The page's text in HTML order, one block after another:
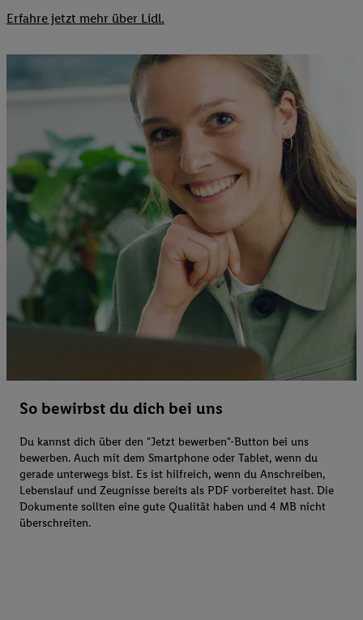
Erfahre jetzt mehr über Lidl.
So bewirbst du dich bei uns
Du kannst dich über den "Jetzt bewerben"-Button bei uns
bewerben. Auch mit dem Smartphone oder Tablet, wenn du
gerade unterwegs bist. Es ist hilfreich, wenn du Anschreiben,
Lebenslauf und Zeugnisse bereits als PDF vorbereitet hast. Die
Dokumente sollten eine gute Qualität haben und 4 MB nicht
überschreiten.